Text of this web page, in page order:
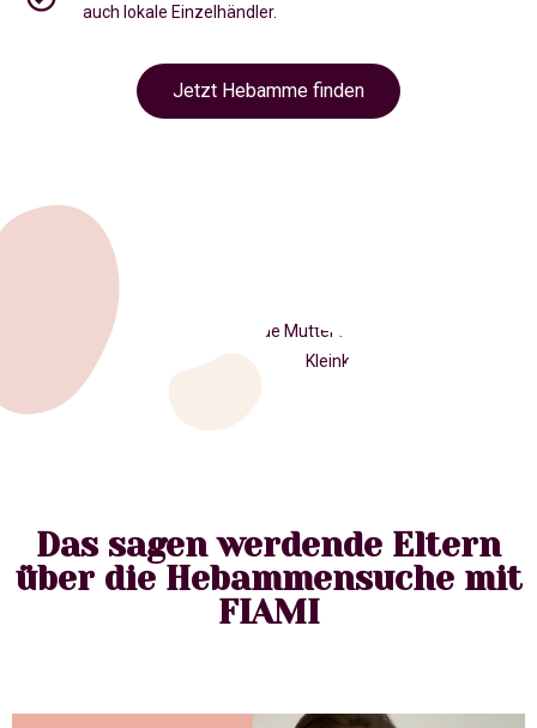
auch lokale Einzelhändler.
Jetzt Hebamme finden
Das sagen werdende Eltern
über die Hebammensuche mit
FIAMI